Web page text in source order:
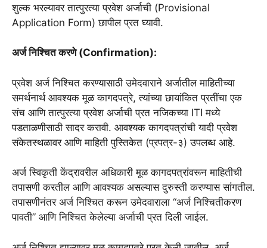
शुल्क भरल्यावर तात्पुरत्या प्रवेश अर्जाची (Provisional
Application Form) छापील प्रत घ्यावी.
अर्ज निश्चित करणे (Confirmation):
प्रवेश अर्ज निश्चित करण्यासाठी उमेदवाराने अर्जातील माहितीच्या
समर्थनार्थ आवश्यक मूळ कागदपत्रे, त्यांच्या छायांकित प्रतींचा एक
संच आणि तात्पुरत्या प्रवेश अर्जाची प्रत नजिकच्या ITI मध्ये
पडताळणीसाठी सादर करावी. आवश्यक कागदपत्रांची यादी प्रवेश
संकेतस्थळावर आणि माहिती पुस्तिकेत (प्रपत्र-३) उपलब्ध आहे.
अर्ज स्विकृती केंद्रावरील अधिकारी मूळ कागदपत्रांवरून माहितीची
तपासणी करतील आणि आवश्यक असल्यास दुरुस्ती करण्यास सांगतील.
तपासणीनंतर अर्ज निश्चित करून उमेदवाराला “अर्ज निश्चितीकरण
पावती” आणि निश्चित केलेल्या अर्जाची प्रत दिली जाईल.